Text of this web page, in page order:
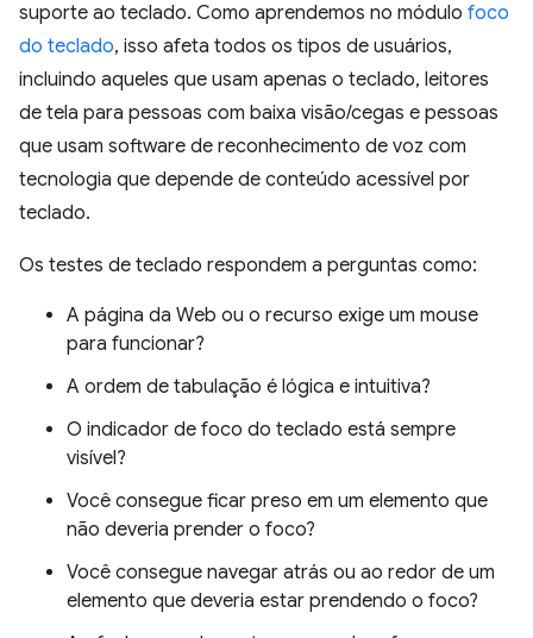
suporte ao teclado. Como aprendemos no módulo foco
do teclado, isso afeta todos os tipos de usuários,
incluindo aqueles que usam apenas o teclado, leitores
de tela para pessoas com baixa visão/cegas e pessoas
que usam software de reconhecimento de voz com
tecnologia que depende de conteúdo acessível por
teclado.
Os testes de teclado respondem a perguntas como:
A página da Web ou o recurso exige um mouse
para funcionar?
A ordem de tabulação é lógica e intuitiva?
O indicador de foco do teclado está sempre
visível?
Você consegue ficar preso em um elemento que
não deveria prender o foco?
Você consegue navegar atrás ou ao redor de um
elemento que deveria estar prendendo o foco?